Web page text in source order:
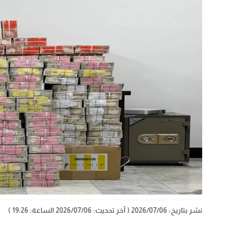
نشر بتاريخ: 2026/07/06 ( آخر تحديث: 2026/07/06 الساعة: 19:26 )